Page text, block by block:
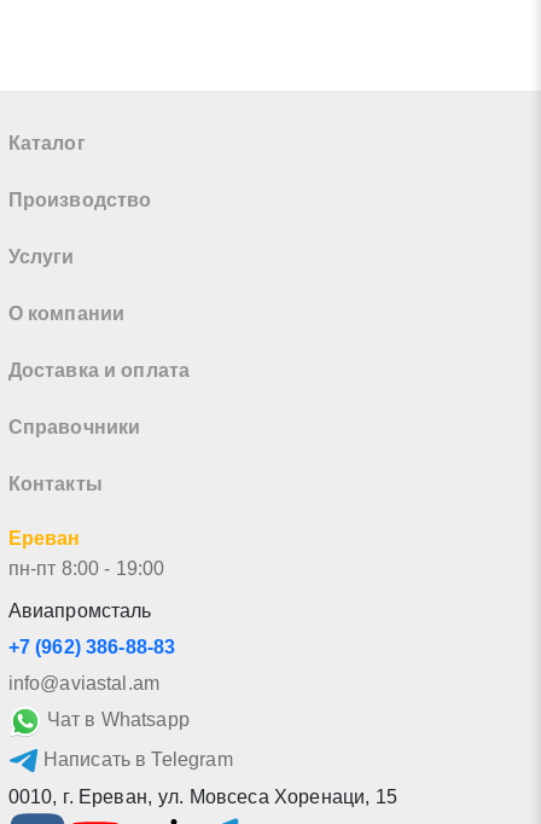
Каталог
Производство
Услуги
О компании
Доставка и оплата
Справочники
Контакты
Ереван
пн-пт 8:00 - 19:00
Авиапромсталь
+7 (962) 386-88-83
info@aviastal.am
Чат в Whatsapp
Написать в Telegram
0010, г. Ереван, ул. Мовсеса Хоренаци, 15